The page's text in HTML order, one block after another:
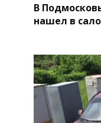
В
нашел в